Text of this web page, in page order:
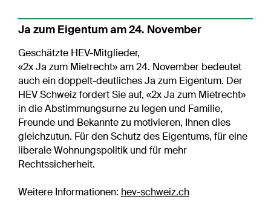
Ja zum Eigentum am 24. November
Geschätzte HEV-Mitglieder,
«2x Ja zum Mietrecht» am 24. November bedeutet
auch ein doppelt-deutliches Ja zum Eigentum. Der
HEV Schweiz fordert Sie auf, «2x Ja zum Mietrecht»
in die Abstimmungsurne zu legen und Familie,
Freunde und Bekannte zu motivieren, Ihnen dies
gleichzutun. Für den Schutz des Eigentums, für eine
liberale Wohnungspolitik und für mehr
Rechtssicherheit.
Weitere Informationen: hev-schweiz.ch